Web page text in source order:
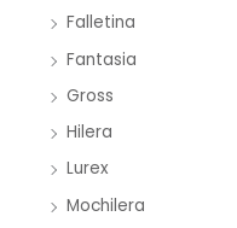
Falletina
Fantasia
Gross
Hilera
Lurex
Mochilera